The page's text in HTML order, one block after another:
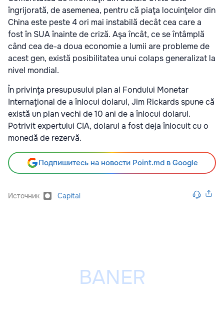
îngrijorată, de asemenea, pentru că piaţa locuinţelor din
China este peste 4 ori mai instabilă decât cea care a
fost în SUA înainte de criză. Aşa încât, ce se întâmplă
când cea de-a doua economie a lumii are probleme de
acest gen, există posibilitatea unui colaps generalizat la
nivel mondial.
În privinţa presupusului plan al Fondului Monetar
Internaţional de a înlocui dolarul, Jim Rickards spune că
există un plan vechi de 10 ani de a înlocui dolarul.
Potrivit expertului CIA, dolarul a fost deja înlocuit cu o
monedă de rezervă.
Подпишитесь на новости Point.md в Google
Источник Capital